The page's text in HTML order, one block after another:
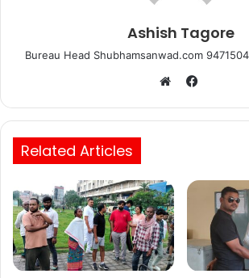
Ashish Tagore
Bureau Head Shubhamsanwad.com
Facebook
Related Articles